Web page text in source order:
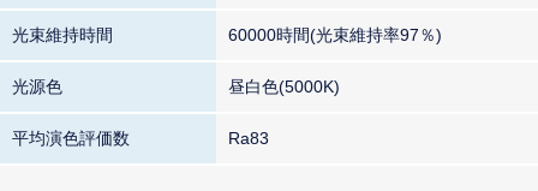
光束維持時間 60000時間(光束維持率97％)
光源色 昼白色(5000K)
平均演色評価数 Ra83